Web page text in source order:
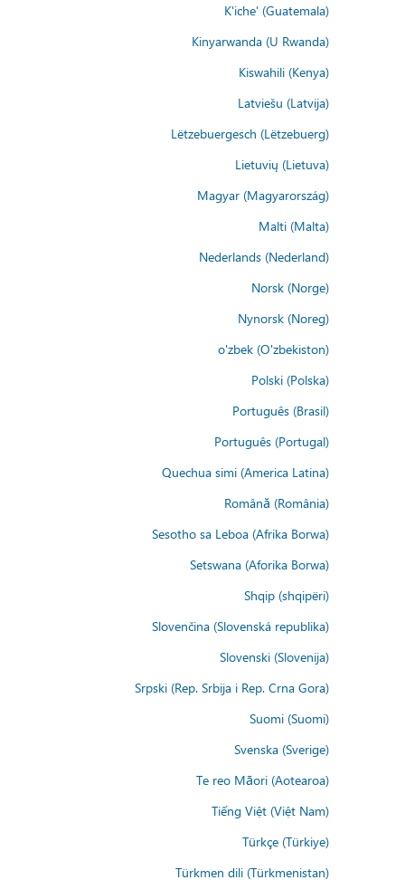
K'iche' (Guatemala)
Kinyarwanda (U Rwanda)
Kiswahili (Kenya)
Latviešu (Latvija)
Lëtzebuergesch (Lëtzebuerg)
Lietuvių (Lietuva)
Magyar (Magyarország)
Malti (Malta)
Nederlands (Nederland)
Norsk (Norge)
Nynorsk (Noreg)
o'zbek (O'zbekiston)
Polski (Polska)
Português (Brasil)
Português (Portugal)
Quechua simi (America Latina)
Română (România)
Sesotho sa Leboa (Afrika Borwa)
Setswana (Aforika Borwa)
Shqip (shqipëri)
Slovenčina (Slovenská republika)
Slovenski (Slovenija)
Srpski (Rep. Srbija i Rep. Crna Gora)
Suomi (Suomi)
Svenska (Sverige)
Te reo Māori (Aotearoa)
Tiếng Việt (Việt Nam)
Türkçe (Türkiye)
Türkmen dili (Türkmenistan)